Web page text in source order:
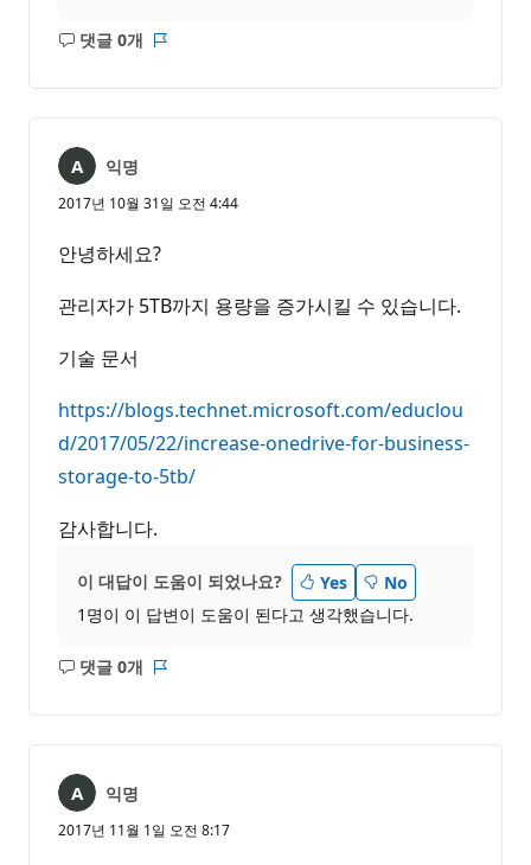
댓글 0개
설
음
익명
2017년 10월 31일 오전 4:44
안녕하세요?
관리자가 5TB까지 용량을 증가시킬 수 있습니다.
기술 문서
https://blogs.technet.microsoft.com/educlou
d/2017/05/22/increase-onedrive-for-business-
storage-to-5tb/
감사합니다.
이 대답이 도움이 되었나요? Yes
No
1명이 이 답변이 도움이 된다고 생각했습니다.
댓글 0개
설
음
익명
2017년 11월 1일 오전 8:17